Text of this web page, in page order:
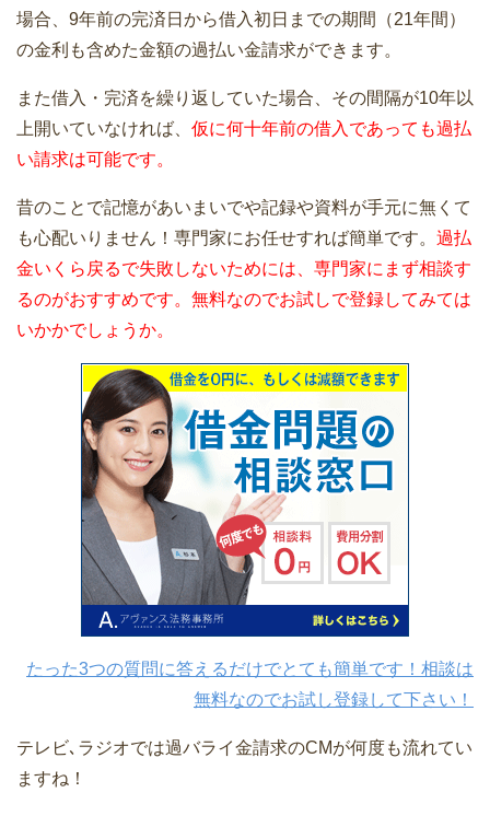
場合、9年前の完済日から借入初日までの期間（21年間）
の金利も含めた金額の過払い金請求ができます。
また借入・完済を繰り返していた場合、その間隔が10年以
上開いていなければ、 仮に何十年前の借入であっても過払
い請求は可能です。
昔のことで記憶があいまいでや記録や資料が手元に無くて
も心配いりません！専門家にお任せすれば簡単です。 過払
金いくら戻るで失敗しないためには、専門家にまず相談す
るのがおすすめです。無料なのでお試しで登録してみては
いかかでしょうか。
たった3つの質問に答えるだけでとても簡単です！相談は
無料なのでお試し登録して下さい！
テレビ､ラジオでは過バライ金請求のCMが何度も流れてい
ますね！